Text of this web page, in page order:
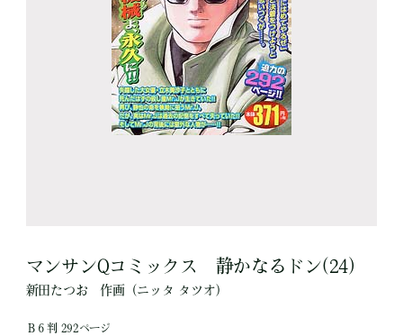
マンサンQコミックス 静かなるドン(24)
新田たつお 作画 （ニッタ タツオ）
Ｂ６判 292ページ